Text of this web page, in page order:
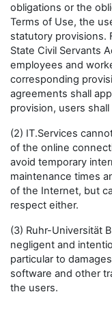
obligations or the
Terms of Use, the
statutory provisions.
State Civil Servants
employees and
corresponding
agreements shall
provision, users
(2) IT.Services
of the online
avoid temporary
maintenance times
of the Internet, but
respect either.
(3) Ruhr-Universität
negligent and
particular to
software and other
the users.